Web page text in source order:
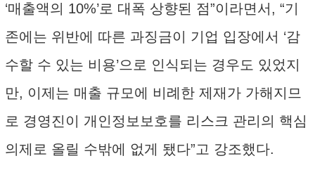
‘매출액의 10%’로 대폭 상향된 점”이라면서, “기
존에는 위반에 따른 과징금이 기업 입장에서 ‘감
수할 수 있는 비용’으로 인식되는 경우도 있었지
만, 이제는 매출 규모에 비례한 제재가 가해지므
로 경영진이 개인정보보호를 리스크 관리의 핵심
의제로 올릴 수밖에 없게 됐다”고 강조했다.